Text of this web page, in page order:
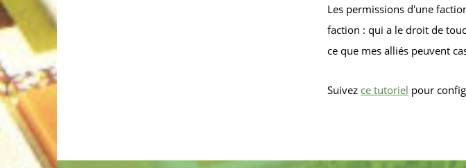
Les permissions d'une
faction : qui a le droit de
ce que mes alliés peuvent
Suivez ce tutoriel pour